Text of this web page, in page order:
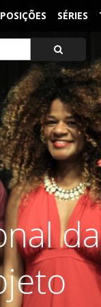
SÉRIES
da